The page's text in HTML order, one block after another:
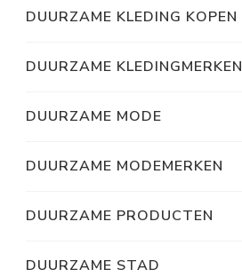
DUURZAME KLEDING KOPEN
DUURZAME KLEDINGMERKEN
DUURZAME MODE
DUURZAME MODEMERKEN
DUURZAME PRODUCTEN
DUURZAME STAD